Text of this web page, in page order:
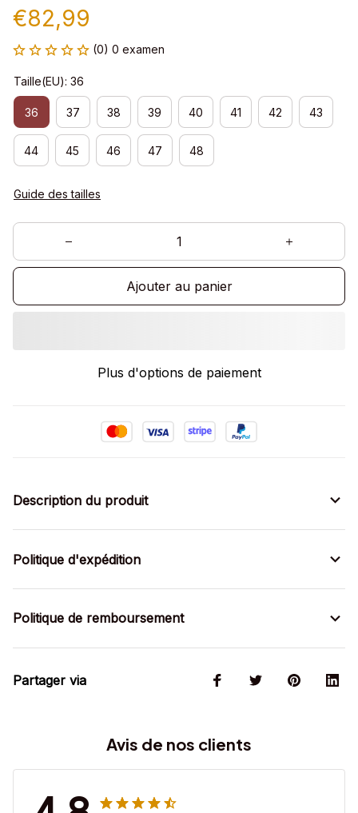
€82,99
(0) 0 examen
Taille(EU): 36
36 37 38 39 40 41 42 43
44 45 46 47 48
Guide des tailles
Ajouter au panier
Plus d'options de paiement
Description du produit
Politique d'expédition
Politique de remboursement
Partager via
Avis de nos clients